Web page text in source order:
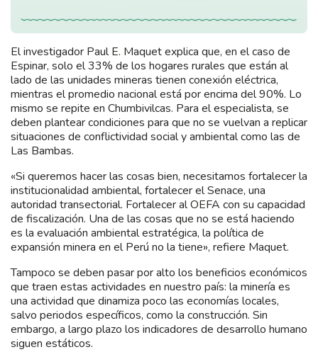
El investigador Paul E. Maquet explica que, en el caso de
Espinar, solo el 33% de los hogares rurales que están al
lado de las unidades mineras tienen conexión eléctrica,
mientras el promedio nacional está por encima del 90%. Lo
mismo se repite en Chumbivilcas. Para el especialista, se
deben plantear condiciones para que no se vuelvan a replicar
situaciones de conflictividad social y ambiental como las de
Las Bambas.
«Si queremos hacer las cosas bien, necesitamos fortalecer la
institucionalidad ambiental, fortalecer el Senace, una
autoridad transectorial. Fortalecer al OEFA con su capacidad
de fiscalización. Una de las cosas que no se está haciendo
es la evaluación ambiental estratégica, la política de
expansión minera en el Perú no la tiene», refiere Maquet.
Tampoco se deben pasar por alto los beneficios económicos
que traen estas actividades en nuestro país: la minería es
una actividad que dinamiza poco las economías locales,
salvo periodos específicos, como la construcción. Sin
embargo, a largo plazo los indicadores de desarrollo humano
siguen estáticos.